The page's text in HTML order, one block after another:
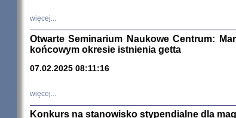
więcej...
Otwarte Seminarium Naukowe Centrum:
końcowym okresie istnienia getta
07.02.2025 08:11:16
więcej...
Konkurs na stanowisko stypendialne dla